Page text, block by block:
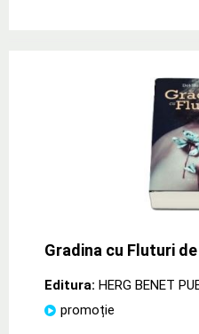
Gradina cu Fluturi
Editura: HERG BENET
promoție